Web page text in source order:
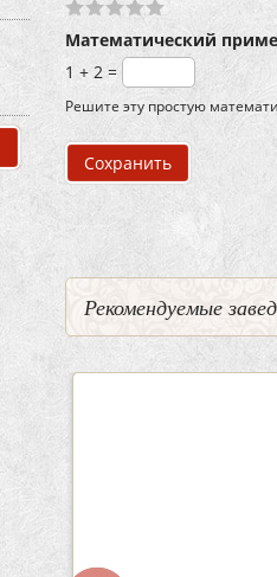
Математический
1 + 2 =
Решите эту простую
Рекомендуемые